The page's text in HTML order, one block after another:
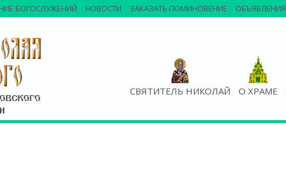
СВЯТИТЕЛЬ НИКОЛАЙ О ХРАМЕ
БОГОСЛУЖЕНИЙ НОВОСТИ ЗАКАЗАТЬ ПОМИНОВЕНИЕ ОБЪЯВЛЕНИЯ